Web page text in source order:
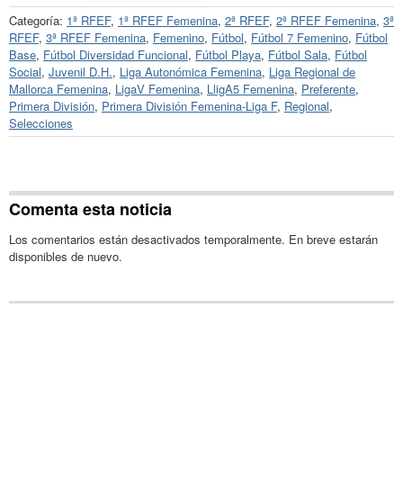
Categoría: 1ª RFEF, 1ª RFEF Femenina, 2ª RFEF, 2ª RFEF Femenina, 3ª
RFEF, 3ª RFEF Femenina, Femenino, Fútbol, Fútbol 7 Femenino, Fútbol
Base, Fútbol Diversidad Funcional, Fútbol Playa, Fútbol Sala, Fútbol
Social, Juvenil D.H., Liga Autonómica Femenina, Liga Regional de
Mallorca Femenina, LigaV Femenina, LligA5 Femenina, Preferente,
Primera División, Primera División Femenina-Liga F, Regional,
Selecciones
Comenta esta noticia
Los comentarios están desactivados temporalmente. En breve estarán
disponibles de nuevo.